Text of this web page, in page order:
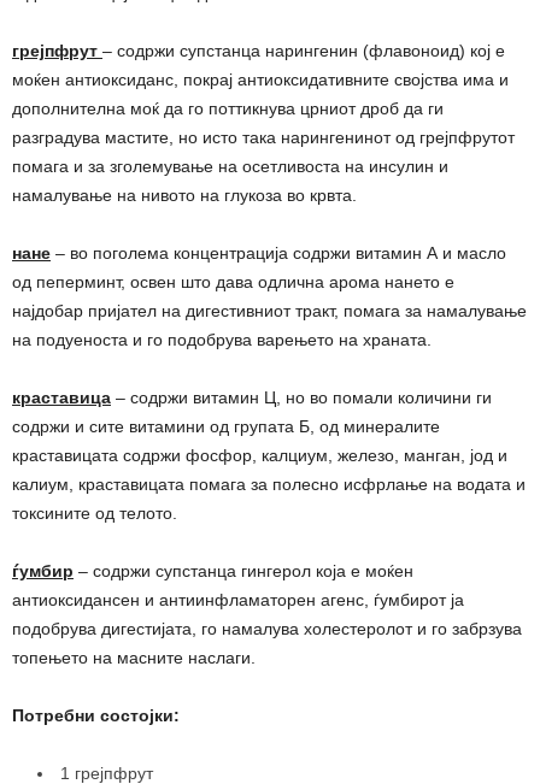
грејпфрут – содржи супстанца нарингенин (флавоноид) кој е
моќен антиоксиданс, покрај антиоксидативните својства има и
дополнителна моќ да го поттикнува црниот дроб да ги
разградува мастите, но исто така нарингенинот од грејпфрутот
помага и за зголемување на осетливоста на инсулин и
намалување на нивото на глукоза во крвта.
нане – во поголема концентрација содржи витамин А и масло
од пеперминт, освен што дава одлична арома нането е
најдобар пријател на дигестивниот тракт, помага за намалување
на подуеноста и го подобрува варењето на храната.
краставица – содржи витамин Ц, но во помали количини ги
содржи и сите витамини од групата Б, од минералите
краставицата содржи фосфор, калциум, железо, манган, јод и
калиум, краставицата помага за полесно исфрлање на водата и
токсините од телото.
ѓумбир – содржи супстанца гингерол која е моќен
антиоксидансен и антиинфламаторен агенс, ѓумбирот ја
подобрува дигестијата, го намалува холестеролот и го забрзува
топењето на масните наслаги.
Потребни состојки:
1 грејпфрут